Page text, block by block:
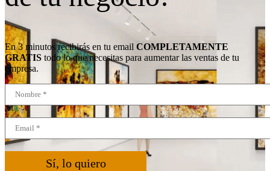
En 3 minutos recibirás en tu email COMPLETAMENTE
GRATIS todo lo que necesitas para aumentar las ventas de tu
empresa.
Sí, lo quiero